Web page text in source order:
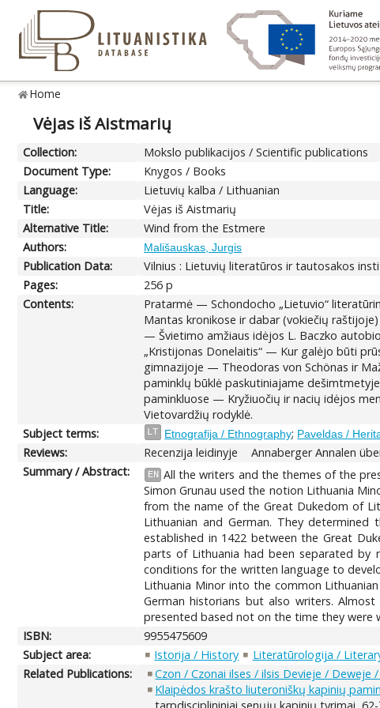
Home
Vėjas iš Aistmarių
Collection:
Mokslo publikacijos / Scientific publications
Document Type:
Knygos / Books
Language:
Lietuvių kalba / Lithuanian
Title:
Vėjas iš Aistmarių
Alternative Title:
Wind from the Estmere
Authors:
Mališauskas, Jurgis
Publication Data:
Vilnius : Lietuvių literatūros ir tautosakos
Pages:
256 p
Contents:
Pratarmė — Schondocho „Lietuvio“
Mantas kronikose ir dabar (vokiečių
— Švietimo amžiaus idėjos L. Baczko
„Kristijonas Donelaitis“ — Kur galėjo būti
gimnazijoje — Theodoras von Schönas ir
paminklų būklė paskutiniajame
paminkluose — Kryžiuočių ir nacių idėjos
Vietovardžių rodyklė.
Subject terms:
LT Etnografija / Ethnography; Paveldas /
Reviews: Recenzija leidinyje
Annaberger Annalen
Summary / Abstract:
EN All the writers and the themes of the
Simon Grunau used the notion Lithuania
from the name of the Great Dukedom of
Lithuanian and German. They
established in 1422 between the Great
parts of Lithuania had been separated by
conditions for the written language to
Lithuania Minor into the common
German historians but also writers.
presented based not on the time they were
ISBN:
9955475609
Subject area:
Istorija / History
Literatūrologija /
Related Publications:
Czon / Czonai ilses / ilsis Devieje /
Klaipėdos krašto liuteroniškų kapinių
tarpdisciplininiai senųjų kapinių tyrimai, 62-